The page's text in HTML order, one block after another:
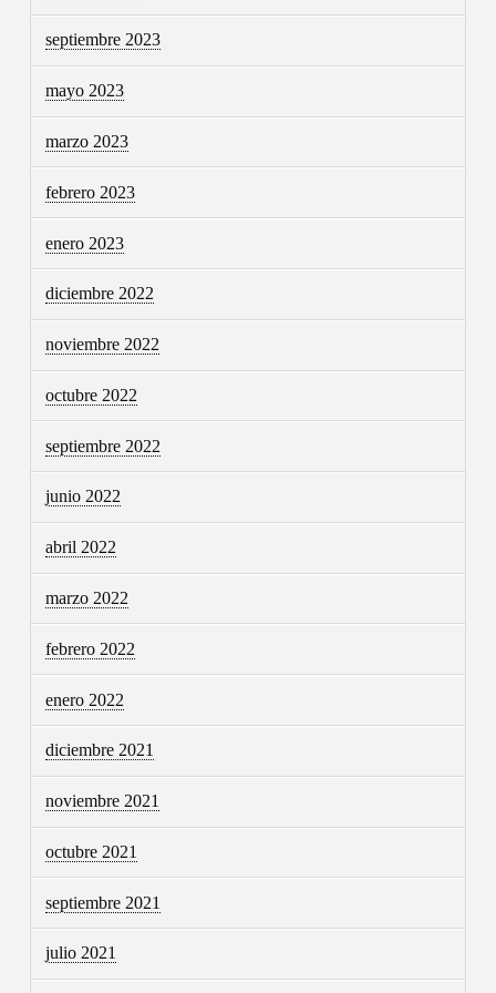
septiembre 2023
mayo 2023
marzo 2023
febrero 2023
enero 2023
diciembre 2022
noviembre 2022
octubre 2022
septiembre 2022
junio 2022
abril 2022
marzo 2022
febrero 2022
enero 2022
diciembre 2021
noviembre 2021
octubre 2021
septiembre 2021
julio 2021